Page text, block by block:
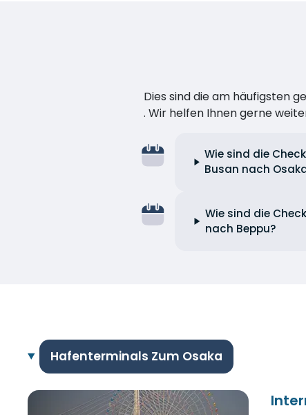
Dies sind die am häufigsten
. Wir helfen Ihnen gerne
Wie sind die
Busan nach
Wie sind die
nach Beppu?
Hafenterminals Zum Osaka